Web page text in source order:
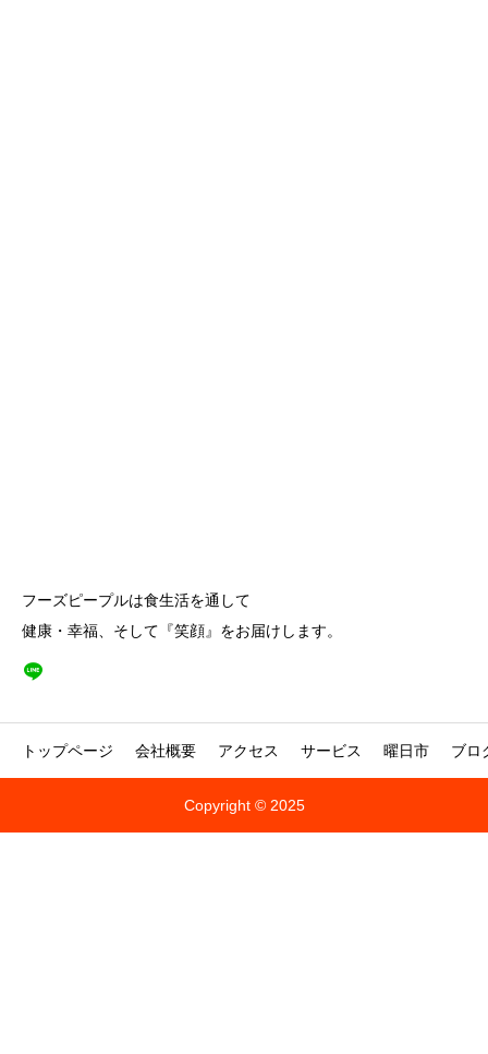
フーズピープルは食生活を通して
健康・幸福、そして『笑顔』をお届けします。
トップページ 会社概要 アクセス サービス 曜日市 ブロ
Copyright © 2025